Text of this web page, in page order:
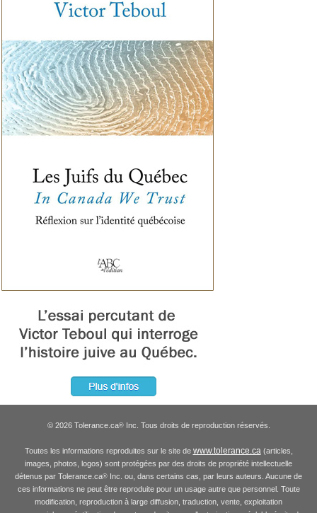
© 2026 Tolerance.ca®Inc. Tous droits de reproduction réservés.
Toutes les informations reproduites sur le site de www.tolerance.ca(articles,
images, photos, logos) sont protégées par des droits de propriété intellectuelle
détenus par Tolerance.ca® Inc. ou, dans certains cas, par leurs auteurs. Aucune de
ces informations ne peut être reproduite pour un usage autre que personnel. Toute
modification, reproduction à large diffusion, traduction, vente, exploitation